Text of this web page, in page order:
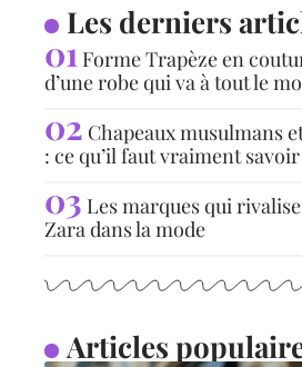
Les derniers
Forme Trapèze en
d’une robe qui va à tout le
Chapeaux musulmans
: ce qu’il faut vraiment savoir
Les marques qui
Zara dans la mode
Articles